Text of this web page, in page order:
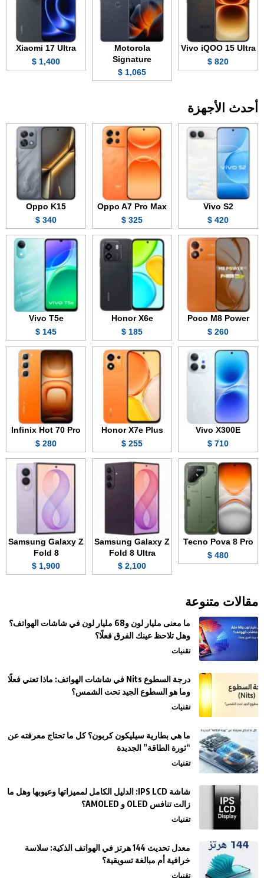
Vivo iQOO 15 Ultra
820 $
Motorola
Signature
1,065 $
Xiaomi 17 Ultra
1,400 $
أحدث الأجهزة
Vivo S2
420 $
Oppo A7 Pro Max
325 $
Oppo K15
340 $
Poco M8 Power
260 $
Honor X6e
185 $
Vivo T5e
145 $
Vivo X300E
710 $
Honor X7e Plus
255 $
Infinix Hot 70 Pro
280 $
Tecno Pova 8 Pro
480 $
Samsung Galaxy Z
Fold 8 Ultra
2,100 $
Samsung Galaxy Z
Fold 8
1,900 $
مقالات متنوعة
ما معنى مليار لون و68 مليار لون في شاشات الهواتف؟
وهل تلاحظ عينك الفرق فعلًا؟
تقنيات
درجة السطوع Nits في شاشات الهواتف: ماذا تعني فعلًا
وما هو السطوع الجيد تحت الشمس؟
تقنيات
ما هي بطارية سيليكون كربون؟ كل ما تحتاج معرفته عن
“ثورة الطاقة” الجديدة
تقنيات
شاشة IPS LCD: الدليل الكامل لمميزاتها وعيوبها وهل ما
زالت تنافس OLED و AMOLED؟
تقنيات
معدل تحديث 144 هرتز في الهواتف الذكية: سلاسة
خرافية أم مبالغة تسويقية؟
تقنيات